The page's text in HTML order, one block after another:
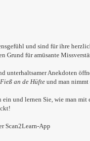
und sind für ihre
Grund für amüsante
unterhaltsamer Anekdoten
Fieß an de Hüfte und man nimmt
und lernen Sie, wie man mit
Scan2Learn-App